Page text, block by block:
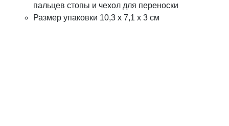
пальцев стопы и чехол для переноски
Размер упаковки 10,3 х 7,1 х 3 см